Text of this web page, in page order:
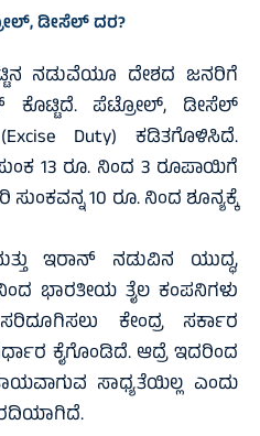
ಡೀಸೆಲ್‌ ದರ?
ನಡುವೆಯೂ ದೇಶದ ಜನರಿಗೆ
ಕೊಟ್ಟಿದೆ. ಪೆಟ್ರೋಲ್‌, ಡೀಸೆಲ್‌
Duty) ಕಡಿತಗೊಳಿಸಿದೆ.
13 ರೂ. ನಿಂದ 3 ರೂಪಾಯಿಗೆ
10 ರೂ. ನಿಂದ ಶೂನ್ಯಕ್ಕೆ
ಇರಾನ್ ನಡುವಿನ ಯುದ್ಧ,
ಭಾರತೀಯ ತೈಲ ಕಂಪನಿಗಳು
ಸರಿದೂಗಿಸಲು ಕೇಂದ್ರ ಸರ್ಕಾರ
ಕೈಗೊಂಡಿದೆ. ಆದ್ರೆ ಇದರಿಂದ
ಸಾಧ್ಯತೆಯಿಲ್ಲ ಎಂದು